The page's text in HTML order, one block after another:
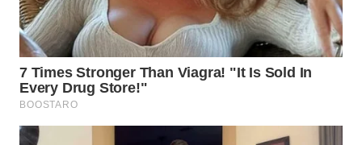
WN
NATUNA
WN
BINTAN